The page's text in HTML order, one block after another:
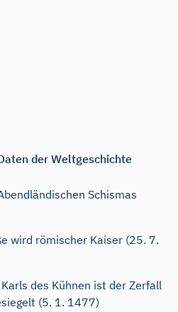
der Weltgeschichte
Schismas
wird römischer Kaiser (25. 7.
des Kühnen ist der Zerfall
(5. 1. 1477)